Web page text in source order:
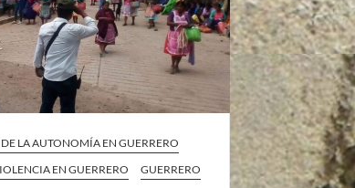
DE LA AUTONOMÍA EN GUERRERO
EN GUERRERO
GUERRERO